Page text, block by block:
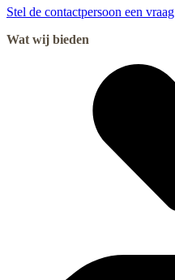
Stel de contactpersoon een vraag
Wat wij bieden